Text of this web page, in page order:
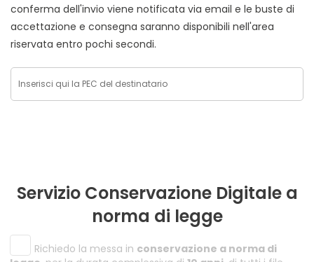
conferma dell'invio viene notificata via email e le buste di
accettazione e consegna saranno disponibili nell'area
riservata entro pochi secondi.
Servizio Conservazione Digitale a
norma di legge
Richiedo la messa in conservazione a norma di